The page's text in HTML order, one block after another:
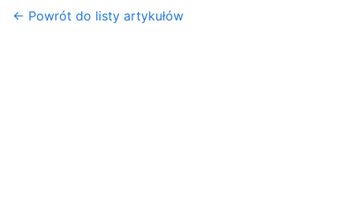
← Powrót do listy artykułów